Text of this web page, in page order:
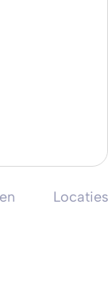
Locaties